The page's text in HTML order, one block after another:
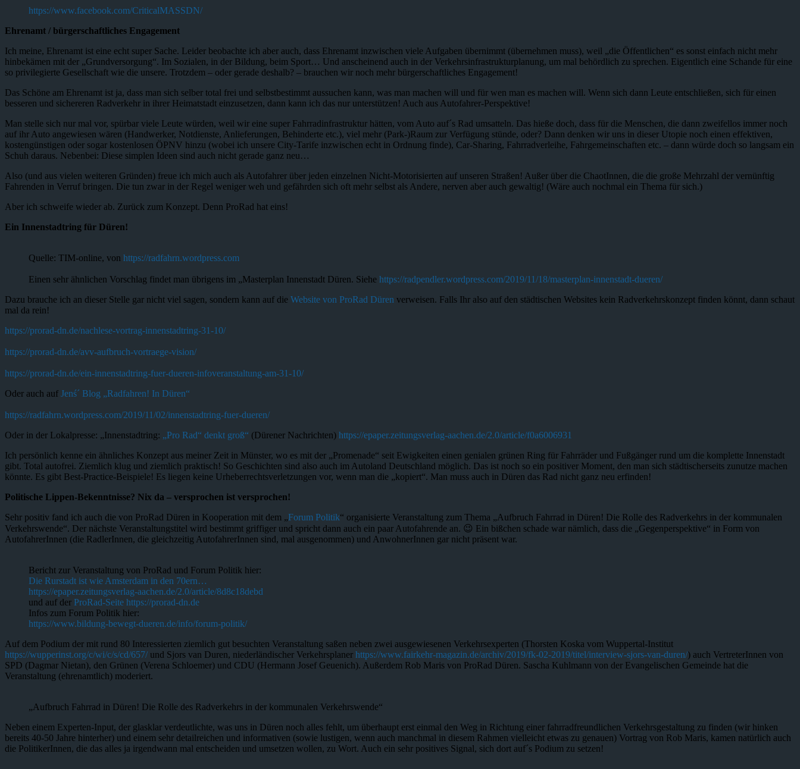
https://www.facebook.com/CriticalMASSDN/
Ehrenamt / bürgerschaftliches Engagement
Ich meine, Ehrenamt ist eine echt super Sache. Leider beobachte ich aber auch, dass Ehrenamt inzwischen viele Aufgaben übernimmt (übernehmen muss), weil „die Öffentlichen“ es sonst einfach nicht mehr
hinbekämen mit der „Grundversorgung“. Im Sozialen, in der Bildung, beim Sport… Und anscheinend auch in der Verkehrsinfrastrukturplanung, um mal behördlich zu sprechen. Eigentlich eine Schande für eine
so privilegierte Gesellschaft wie die unsere. Trotzdem – oder gerade deshalb? – brauchen wir noch mehr bürgerschaftliches Engagement!
Das Schöne am Ehrenamt ist ja, dass man sich selber total frei und selbstbestimmt aussuchen kann, was man machen will und für wen man es machen will. Wenn sich dann Leute entschließen, sich für einen
besseren und sichereren Radverkehr in ihrer Heimatstadt einzusetzen, dann kann ich das nur unterstützen! Auch aus Autofahrer-Perspektive!
Man stelle sich nur mal vor, spürbar viele Leute würden, weil wir eine super Fahrradinfrastruktur hätten, vom Auto auf´s Rad umsatteln. Das hieße doch, dass für die Menschen, die dann zweifellos immer noch
auf ihr Auto angewiesen wären (Handwerker, Notdienste, Anlieferungen, Behinderte etc.), viel mehr (Park-)Raum zur Verfügung stünde, oder? Dann denken wir uns in dieser Utopie noch einen effektiven,
kostengünstigen oder sogar kostenlosen ÖPNV hinzu (wobei ich unsere City-Tarife inzwischen echt in Ordnung finde), Car-Sharing, Fahrradverleihe, Fahrgemeinschaften etc. – dann würde doch so langsam ein
Schuh daraus. Nebenbei: Diese simplen Ideen sind auch nicht gerade ganz neu…
Also (und aus vielen weiteren Gründen) freue ich mich auch als Autofahrer über jeden einzelnen Nicht-Motorisierten auf unseren Straßen! Außer über die ChaotInnen, die die große Mehrzahl der vernünftig
Fahrenden in Verruf bringen. Die tun zwar in der Regel weniger weh und gefährden sich oft mehr selbst als Andere, nerven aber auch gewaltig! (Wäre auch nochmal ein Thema für sich.)
Aber ich schweife wieder ab. Zurück zum Konzept. Denn ProRad hat eins!
Ein Innenstadtring für Düren!
Quelle: TIM-online, von https://radfahrn.wordpress.com
Einen sehr ähnlichen Vorschlag findet man übrigens im „Masterplan Innenstadt Düren. Siehe https://radpendler.wordpress.com/2019/11/18/masterplan-innenstadt-dueren/
Dazu brauche ich an dieser Stelle gar nicht viel sagen, sondern kann auf die Website von ProRad Düren verweisen. Falls Ihr also auf den städtischen Websites kein Radverkehrskonzept finden könnt, dann schaut
mal da rein!
https://prorad-dn.de/nachlese-vortrag-innenstadtring-31-10/
https://prorad-dn.de/avv-aufbruch-vortraege-vision/
https://prorad-dn.de/ein-innenstadtring-fuer-dueren-infoveranstaltung-am-31-10/
Oder auch auf Jenś´ Blog „Radfahren! In Düren“
https://radfahrn.wordpress.com/2019/11/02/innenstadtring-fuer-dueren/
Oder in der Lokalpresse: „Innenstadtring: „Pro Rad“ denkt groß“ (Dürener Nachrichten) https://epaper.zeitungsverlag-aachen.de/2.0/article/f0a6006931
Ich persönlich kenne ein ähnliches Konzept aus meiner Zeit in Münster, wo es mit der „Promenade“ seit Ewigkeiten einen genialen grünen Ring für Fahrräder und Fußgänger rund um die komplette Innenstadt
gibt. Total autofrei. Ziemlich klug und ziemlich praktisch! So Geschichten sind also auch im Autoland Deutschland möglich. Das ist noch so ein positiver Moment, den man sich städtischerseits zunutze machen
könnte. Es gibt Best-Practice-Beispiele! Es liegen keine Urheberrechtsverletzungen vor, wenn man die „kopiert“. Man muss auch in Düren das Rad nicht ganz neu erfinden!
Politische Lippen-Bekenntnisse? Nix da – versprochen ist versprochen!
Sehr positiv fand ich auch die von ProRad Düren in Kooperation mit dem „Forum Politik“ organisierte Veranstaltung zum Thema „Aufbruch Fahrrad in Düren! Die Rolle des Radverkehrs in der kommunalen
Verkehrswende“. Der nächste Veranstaltungstitel wird bestimmt griffiger und spricht dann auch ein paar Autofahrende an. 😉 Ein bißchen schade war nämlich, dass die „Gegenperspektive“ in Form von
AutofahrerInnen (die RadlerInnen, die gleichzeitig AutofahrerInnen sind, mal ausgenommen) und AnwohnerInnen gar nicht präsent war.
Bericht zur Veranstaltung von ProRad und Forum Politik hier:
Die Rurstadt ist wie Amsterdam in den 70ern…
https://epaper.zeitungsverlag-aachen.de/2.0/article/8d8c18debd
und auf der ProRad-Seite https://prorad-dn.de
Infos zum Forum Politik hier:
https://www.bildung-bewegt-dueren.de/info/forum-politik/
Auf dem Podium der mit rund 80 Interessierten ziemlich gut besuchten Veranstaltung saßen neben zwei ausgewiesenen Verkehrsexperten (Thorsten Koska vom Wuppertal-Institut
https://wupperinst.org/c/wi/c/s/cd/657/und Sjors van Duren, niederländischer Verkehrsplaner https://www.fairkehr-magazin.de/archiv/2019/fk-02-2019/titel/interview-sjors-van-duren/) auch VertreterInnen von
SPD (Dagmar Nietan), den Grünen (Verena Schloemer) und CDU (Hermann Josef Geuenich). Außerdem Rob Maris von ProRad Düren. Sascha Kuhlmann von der Evangelischen Gemeinde hat die
Veranstaltung (ehrenamtlich) moderiert.
„Aufbruch Fahrrad in Düren! Die Rolle des Radverkehrs in der kommunalen Verkehrswende“
Neben einem Experten-Input, der glasklar verdeutlichte, was uns in Düren noch alles fehlt, um überhaupt erst einmal den Weg in Richtung einer fahrradfreundlichen Verkehrsgestaltung zu finden (wir hinken
bereits 40-50 Jahre hinterher) und einem sehr detailreichen und informativen (sowie lustigen, wenn auch manchmal in diesem Rahmen vielleicht etwas zu genauen) Vortrag von Rob Maris, kamen natürlich auch
die PolitikerInnen, die das alles ja irgendwann mal entscheiden und umsetzen wollen, zu Wort. Auch ein sehr positives Signal, sich dort auf´s Podium zu setzen!